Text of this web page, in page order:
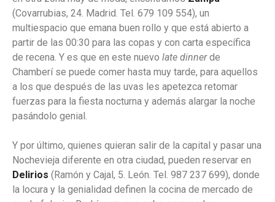
(Covarrubias, 24. Madrid. Tel. 679 109 554), un
multiespacio que emana buen rollo y que está abierto a
partir de las 00:30 para las copas y con carta específica
de recena. Y es que en este nuevo late dinnerde
Chamberí se puede comer hasta muy tarde, para aquellos
a los que después de las uvas les apetezca retomar
fuerzas para la fiesta nocturna y además alargar la noche
pasándolo genial.
Y por último, quienes quieran salir de la capital y pasar una
Nochevieja diferente en otra ciudad, pueden reservar en
Delirios (Ramón y Cajal, 5. León. Tel. 987 237 699), donde
la locura y la genialidad definen la cocina de mercado de